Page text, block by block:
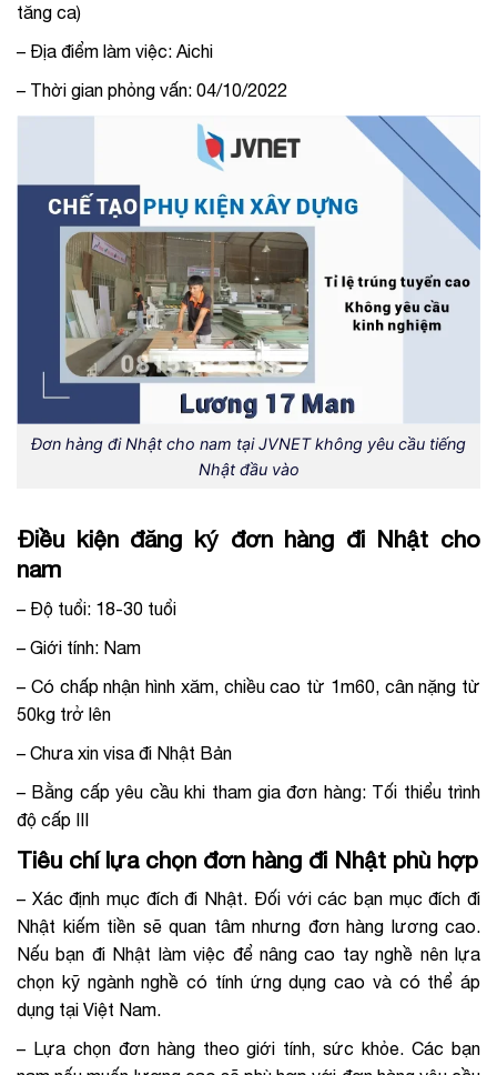
tăng ca)
– Địa điểm làm việc: Aichi
– Thời gian phỏng vấn: 04/10/2022
Đơn hàng đi Nhật cho nam tại JVNET không yêu cầu tiếng
Nhật đầu vào
Điều kiện đăng ký đơn hàng đi Nhật cho
nam
– Độ tuổi: 18-30 tuổi
– Giới tính: Nam
– Có chấp nhận hình xăm, chiều cao từ 1m60, cân nặng từ
50kg trở lên
– Chưa xin visa đi Nhật Bản
– Bằng cấp yêu cầu khi tham gia đơn hàng: Tối thiểu trình
độ cấp III
Tiêu chí lựa chọn đơn hàng đi Nhật phù hợp
– Xác định mục đích đi Nhật. Đối với các bạn mục đích đi
Nhật kiếm tiền sẽ quan tâm nhưng đơn hàng lương cao.
Nếu bạn đi Nhật làm việc để nâng cao tay nghề nên lựa
chọn kỹ ngành nghề có tính ứng dụng cao và có thể áp
dụng tại Việt Nam.
– Lựa chọn đơn hàng theo giới tính, sức khỏe. Các bạn